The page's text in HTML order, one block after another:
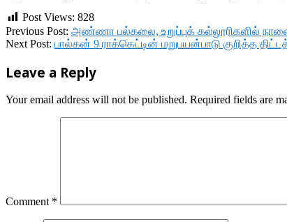
Post Views: 828
2018-
11-
Previous Post: அண்ணா பல்கலை, உறுப்புக் கல்லூரிகளில்
Next Post: பால்கன் 9 ராக்கெட்டின் மறுபயன்பாடு குறித்த
Leave a Reply
Your email address will not be published. Required fields are
Comment *